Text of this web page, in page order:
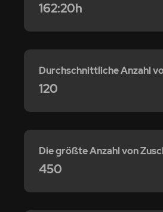
162:20h
Durchschnittliche Anzahl
120
Die größte Anzahl von
450